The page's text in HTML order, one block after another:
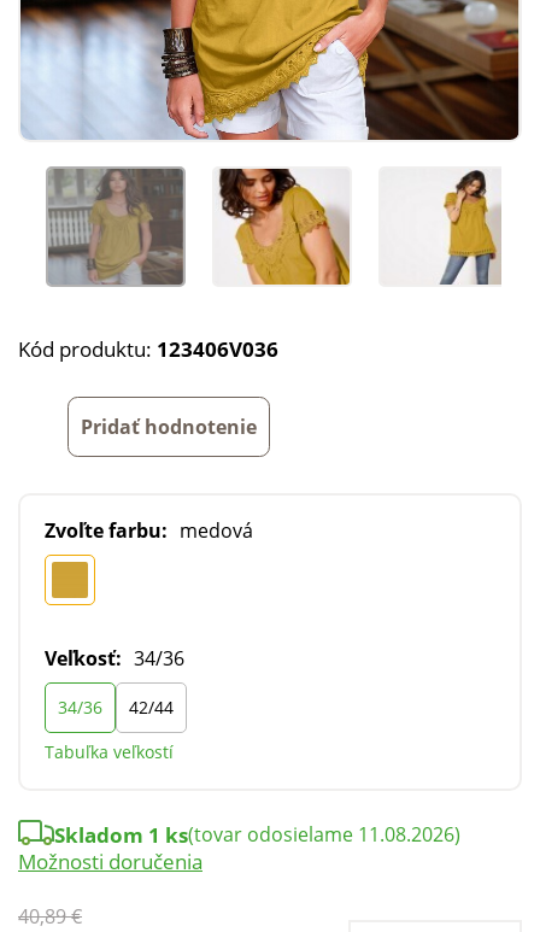
Kód produktu: 123406V036
Pridať hodnotenie
Zvoľte farbu: medová
Veľkosť: 34/36
34/36
42/44
Tabuľka veľkostí
40,89 €
Skladom 1 ks(tovar odosielame 11.08.2026)
Možnosti doručenia